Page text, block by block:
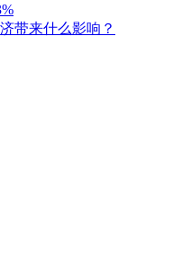
带来什么影响？